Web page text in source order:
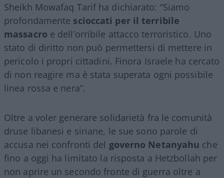
Sheikh Mowafaq Tarif ha dichiarato: “Siamo
profondamente scioccati per il terribile
massacro e dell’orribile attacco terroristico. Uno
stato di diritto non può permettersi di mettere in
pericolo i propri cittadini. Finora Israele ha cercato
di non reagire ma è stata superata ogni possibile
linea rossa e nera”.
Oltre a voler generare solidarietà fra le comunità
druse libanesi e siriane, le sue sono parole di
accusa nei confronti del governo Netanyahu che
fino a oggi ha limitato la risposta a Hetzbollah per
non aprire un secondo fronte di guerra oltre a